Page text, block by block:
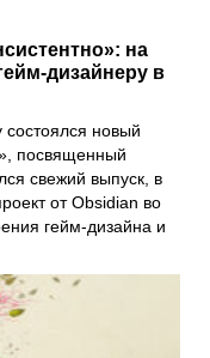
на
дизайнеру в
новый
посвященный
свежий выпуск, в
от Obsidian во
гейм-дизайна и